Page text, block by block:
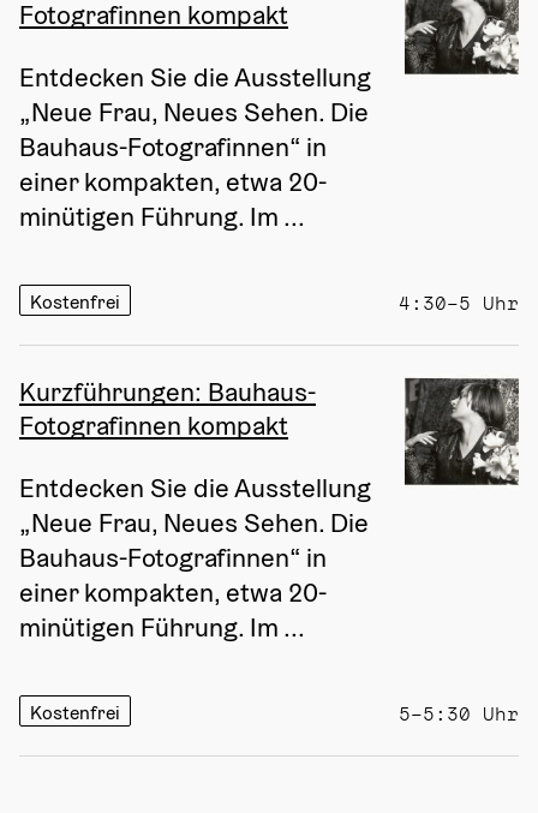
Fotografinnen kompakt
Entdecken Sie die Ausstellung
„Neue Frau, Neues Sehen. Die
Bauhaus-Fotografinnen“ in
einer kompakten, etwa 20-
minütigen Führung. Im ...
Kostenfrei 4:30–5 Uhr
Kurzführungen: Bauhaus-
Fotografinnen kompakt
Entdecken Sie die Ausstellung
„Neue Frau, Neues Sehen. Die
Bauhaus-Fotografinnen“ in
einer kompakten, etwa 20-
minütigen Führung. Im ...
Kostenfrei 5–5:30 Uhr